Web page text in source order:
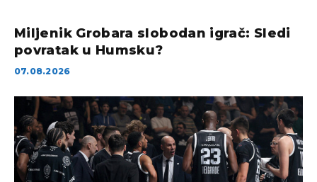
Miljenik Grobara slobodan igrač: Sledi
povratak u Humsku?
07.08.2026